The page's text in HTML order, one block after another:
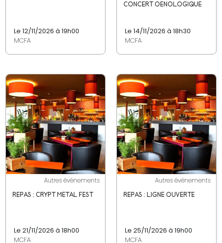
Le 12/11/2026 à 19h00
MCFA
CONCERT OENOLOGIQUE
Le 14/11/2026 à 18h30
MCFA
Autres événements
REPAS : CRYPT METAL FEST
Le 21/11/2026 à 18h00
MCFA
Autres événements
REPAS : LIGNE OUVERTE
Le 25/11/2026 à 19h00
MCFA